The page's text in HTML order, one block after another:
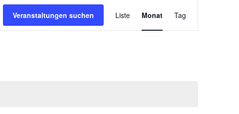
Veranstaltungen suchen
Veranstaltung
Ansichten-
Navigation
Liste Monat Tag